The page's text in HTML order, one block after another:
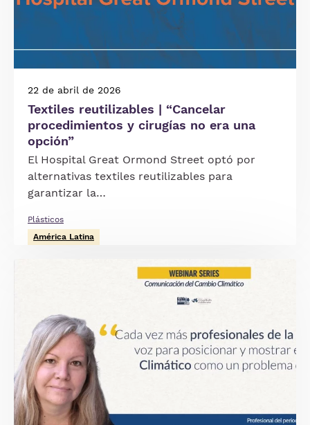
22 de abril de 2026
Textiles reutilizables | “Cancelar
procedimientos y cirugías no era una
opción”
El Hospital Great Ormond Street optó por
alternativas textiles reutilizables para
garantizar la…
Plásticos
América Latina